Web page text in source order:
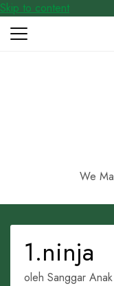
Skip to content
We
1.ninja
oleh Sanggar